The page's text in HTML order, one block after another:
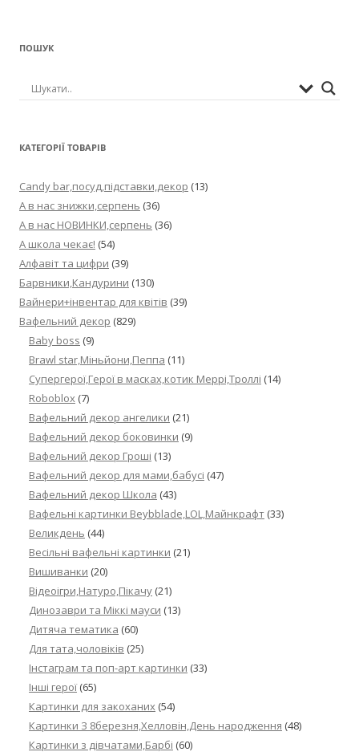
ПОШУК
КАТЕГОРІЇ ТОВАРІВ
Candy bar,посуд,підставки,декор (13)
А в нас знижки,серпень (36)
А в нас НОВИНКИ,серпень (36)
А школа чекає! (54)
Алфавіт та цифри (39)
Барвники,Кандурини (130)
Вайнери+інвентар для квітів (39)
Вафельний декор (829)
Baby boss (9)
Brawl star,Міньйони,Пеппа (11)
Cупергерої,Герої в масках,котик Меррі,Троллі (14)
Roboblox (7)
Вафельний декор ангелики (21)
Вафельний декор боковинки (9)
Вафельний декор Гроші (13)
Вафельний декор для мами,бабусі (47)
Вафельний декор Школа (43)
Вафельні картинки Beybblade,LOL,Майнкрафт (33)
Великдень (44)
Весільні вафельні картинки (21)
Вишиванки (20)
Відеоігри,Натуро,Пікачу (21)
Динозаври та Міккі мауси (13)
Дитяча тематика (60)
Для тата,чоловіків (25)
Інстаграм та поп-арт картинки (33)
Інші герої (65)
Картинки для закоханих (54)
Картинки З 8березня,Хелловін,День народження (48)
Картинки з дівчатами,Барбі (60)